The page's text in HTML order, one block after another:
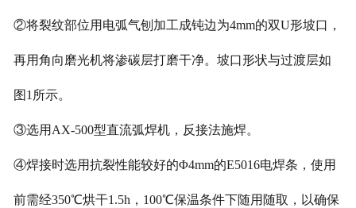
联系我们
②将裂纹部位用电弧气刨加工成钝边为4mm的双U形坡口，
再用角向磨光机将渗碳层打磨干净。坡口形状与过渡层如
图1所示。
③选用AX-500型直流弧焊机，反接法施焊。
④焊接时选用抗裂性能较好的Φ4mm的E5016电焊条，使用
前需经350℃烘干1.5h，100℃保温条件下随用随取，以确保